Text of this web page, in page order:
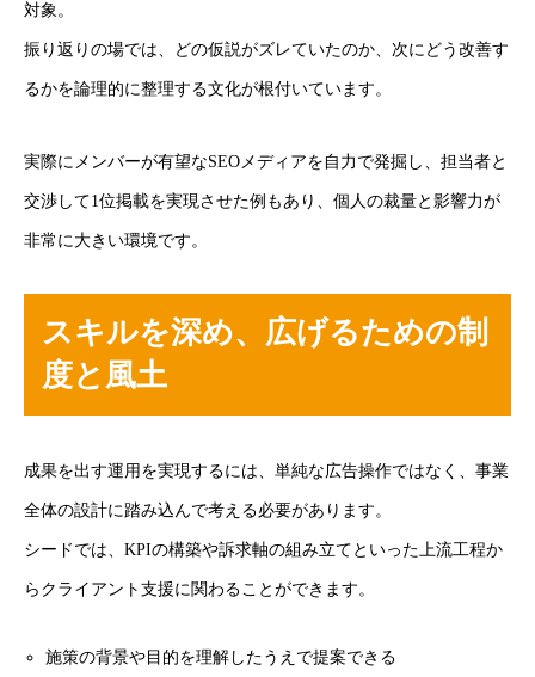
対象。
振り返りの場では、どの仮説がズレていたのか、次にどう改善す
るかを論理的に整理する文化が根付いています。
実際にメンバーが有望なSEOメディアを自力で発掘し、担当者と
交渉して1位掲載を実現させた例もあり、個人の裁量と影響力が
非常に大きい環境です。
スキルを深め、広げるための制
度と風土
成果を出す運用を実現するには、単純な広告操作ではなく、事業
全体の設計に踏み込んで考える必要があります。
シードでは、KPIの構築や訴求軸の組み立てといった上流工程か
らクライアント支援に関わることができます。
施策の背景や目的を理解したうえで提案できる